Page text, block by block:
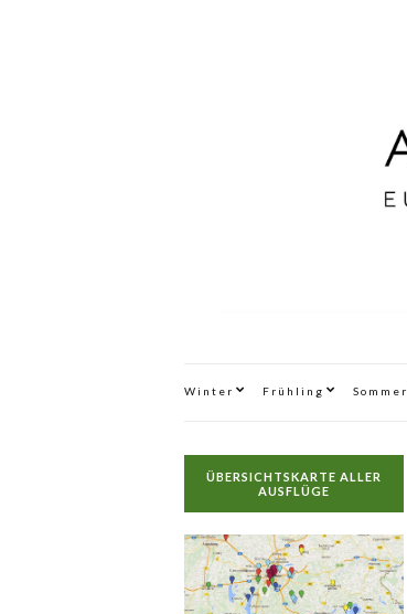
Winter Frühling Sommer
ÜBERSICHTSKARTE ALLER
AUSFLÜGE